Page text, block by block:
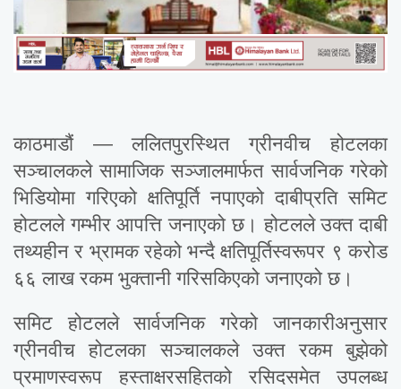
काठमाडौं — ललितपुरस्थित ग्रीनवीच होटलका
सञ्चालकले सामाजिक सञ्जालमार्फत सार्वजनिक गरेको
भिडियोमा गरिएको क्षतिपूर्ति नपाएको दाबीप्रति समिट
होटलले गम्भीर आपत्ति जनाएको छ। होटलले उक्त दाबी
तथ्यहीन र भ्रामक रहेको भन्दै क्षतिपूर्तिस्वरूपर ९ करोड
६६ लाख रकम भुक्तानी गरिसकिएको जनाएको छ।
समिट होटलले सार्वजनिक गरेको जानकारीअनुसार
ग्रीनवीच होटलका सञ्चालकले उक्त रकम बुझेको
प्रमाणस्वरूप हस्ताक्षरसहितको रसिदसमेत उपलब्ध